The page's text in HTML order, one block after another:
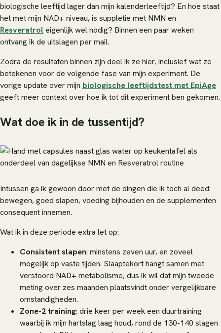
biologische leeftijd lager dan mijn kalenderleeftijd? En hoe staat
het met mijn NAD+ niveau, is suppletie met NMN en
Resveratrol eigenlijk wel nodig? Binnen een paar weken
ontvang ik de uitslagen per mail.
Zodra de resultaten binnen zijn deel ik ze hier, inclusief wat ze
betekenen voor de volgende fase van mijn experiment. De
vorige update over mijn biologische leeftijdstest met EpiAge
geeft meer context over hoe ik tot dit experiment ben gekomen.
Wat doe ik in de tussentijd?
Intussen ga ik gewoon door met de dingen die ik toch al deed:
bewegen, goed slapen, voeding bijhouden en de supplementen
consequent innemen.
Wat ik in deze periode extra let op:
Consistent slapen: minstens zeven uur, en zoveel
mogelijk op vaste tijden. Slaaptekort hangt samen met
verstoord NAD+ metabolisme, dus ik wil dat mijn tweede
meting over zes maanden plaatsvindt onder vergelijkbare
omstandigheden.
Zone-2 training: drie keer per week een duurtraining
waarbij ik mijn hartslag laag houd, rond de 130-140 slagen